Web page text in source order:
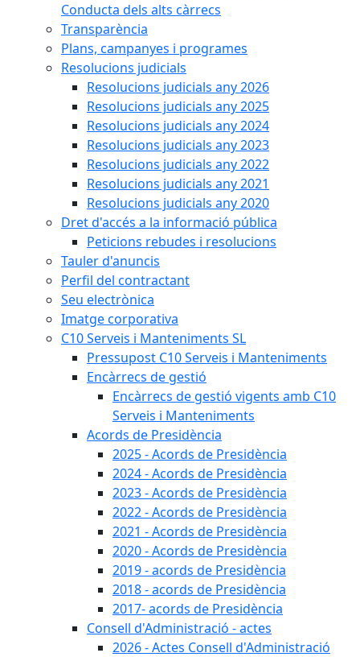
Conducta dels alts càrrecs
Transparència
Plans, campanyes i programes
Resolucions judicials
Resolucions judicials any 2026
Resolucions judicials any 2025
Resolucions judicials any 2024
Resolucions judicials any 2023
Resolucions judicials any 2022
Resolucions judicials any 2021
Resolucions judicials any 2020
Dret d'accés a la informació pública
Peticions rebudes i resolucions
Tauler d'anuncis
Perfil del contractant
Seu electrònica
Imatge corporativa
C10 Serveis i Manteniments SL
Pressupost C10 Serveis i Manteniments
Encàrrecs de gestió
Encàrrecs de gestió vigents amb C10
Serveis i Manteniments
Acords de Presidència
2025 - Acords de Presidència
2024 - Acords de Presidència
2023 - Acords de Presidència
2022 - Acords de Presidència
2021 - Acords de Presidència
2020 - Acords de Presidència
2019 - acords de Presidència
2018 - acords de Presidència
2017- acords de Presidència
Consell d'Administració - actes
2026 - Actes Consell d'Administració